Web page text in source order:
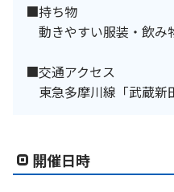
■持ち物
動きやすい服装・飲み
■交通アクセス
東急多摩川線「武蔵
開催日時